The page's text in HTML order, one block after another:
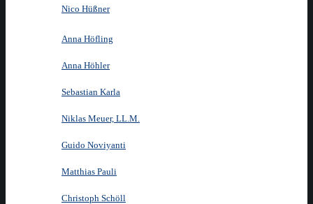
Nico Hüßner
Anna Höfling
Anna Höhler
Sebastian Karla
Niklas Meuer, LL.M.
Guido Noviyanti
Matthias Pauli
Christoph Schöll